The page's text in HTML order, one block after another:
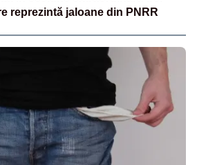
reprezintă jaloane din PNRR